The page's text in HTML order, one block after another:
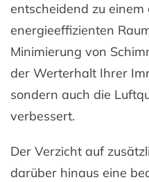
entscheidend zu einem
energieeffizienten
Minimierung von
der Werterhalt Ihrer
sondern auch die
verbessert.
Der Verzicht auf
darüber hinaus eine